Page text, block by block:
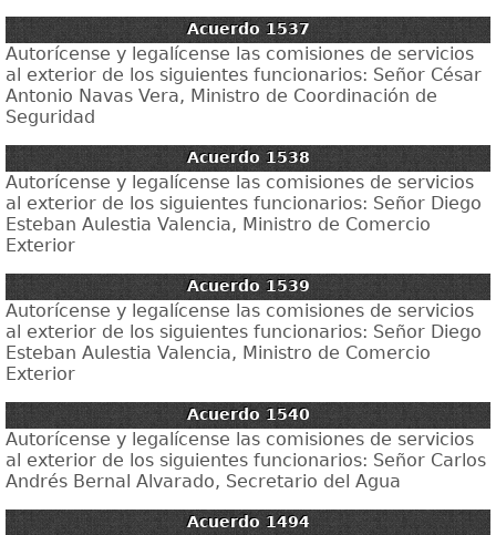
Acuerdo 1537
Autorícense y legalícense las comisiones de servicios
al exterior de los siguientes funcionarios: Señor César
Antonio Navas Vera, Ministro de Coordinación de
Seguridad
Acuerdo 1538
Autorícense y legalícense las comisiones de servicios
al exterior de los siguientes funcionarios: Señor Diego
Esteban Aulestia Valencia, Ministro de Comercio
Exterior
Acuerdo 1539
Autorícense y legalícense las comisiones de servicios
al exterior de los siguientes funcionarios: Señor Diego
Esteban Aulestia Valencia, Ministro de Comercio
Exterior
Acuerdo 1540
Autorícense y legalícense las comisiones de servicios
al exterior de los siguientes funcionarios: Señor Carlos
Andrés Bernal Alvarado, Secretario del Agua
Acuerdo 1494